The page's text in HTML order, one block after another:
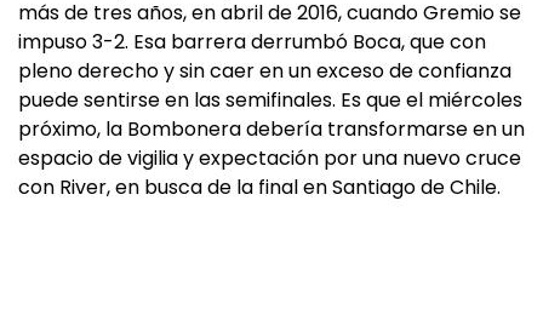
más de tres años, en abril de 2016, cuando Gremio se
impuso 3-2. Esa barrera derrumbó Boca, que con
pleno derecho y sin caer en un exceso de confianza
puede sentirse en las semifinales. Es que el miércoles
próximo, la Bombonera debería transformarse en un
espacio de vigilia y expectación por una nuevo cruce
con River, en busca de la final en Santiago de Chile.